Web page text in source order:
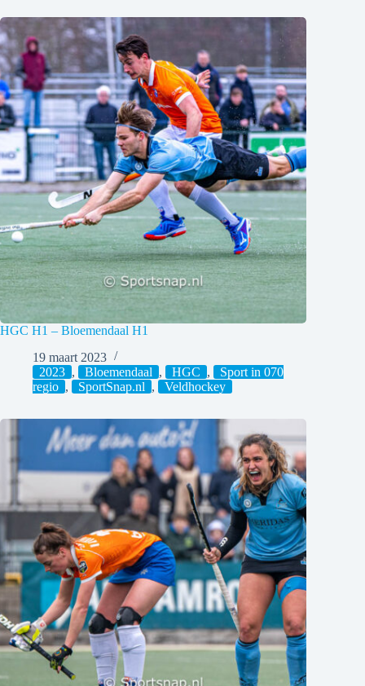
HGC H1 – Bloemendaal H1
19 maart 2023
2023 , Bloemendaal , HGC ,
Sport in 070
regio , SportSnap.nl , Veldhockey